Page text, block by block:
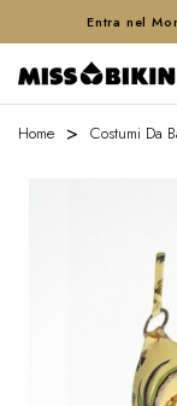
Entra nel
Home Costumi Da